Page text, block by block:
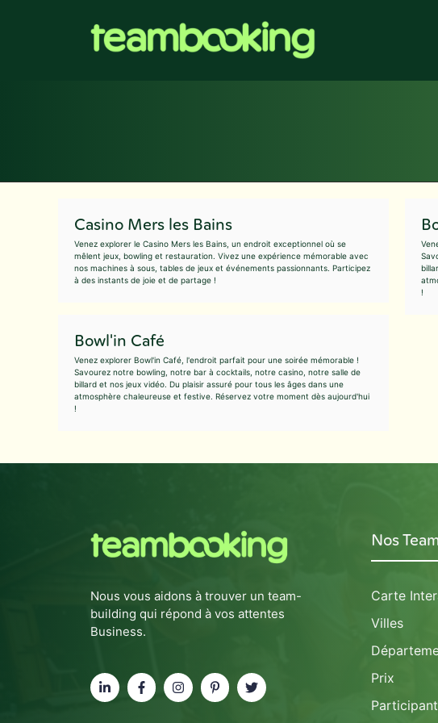
Casino Mers les Bains
Venez explorer le Casino Mers les Bains, un endroit exceptionnel où se
mêlent jeux, bowling et restauration. Vivez une expérience mémorable avec
nos machines à sous, tables de jeux et événements passionnants. Participez
à des instants de joie et de partage !
!
Bowl'in Café
Venez explorer Bowl'in Café, l'endroit parfait pour une soirée mémorable !
Savourez notre bowling, notre bar à cocktails, notre casino, notre salle de
billard et nos jeux vidéo. Du plaisir assuré pour tous les âges dans une
atmosphère chaleureuse et festive. Réservez votre moment dès aujourd'hui
!
Nous vous aidons à trouver un team-
building qui répond à vos attentes
Business.
Nos
Carte
Villes
Prix